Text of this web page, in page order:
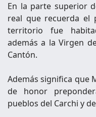
En la parte superior
real que recuerda el
territorio fue
además a la Virgen
Cantón.
Además significa que
de honor
pueblos del Carchi y